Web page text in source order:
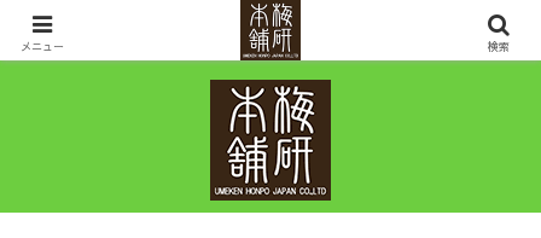
ヒマラヤ岩塩・岩盤浴ベッドなど鉱石の販売を通して10年先の健康と幸せを考
えるお店です。
メニュー 検索